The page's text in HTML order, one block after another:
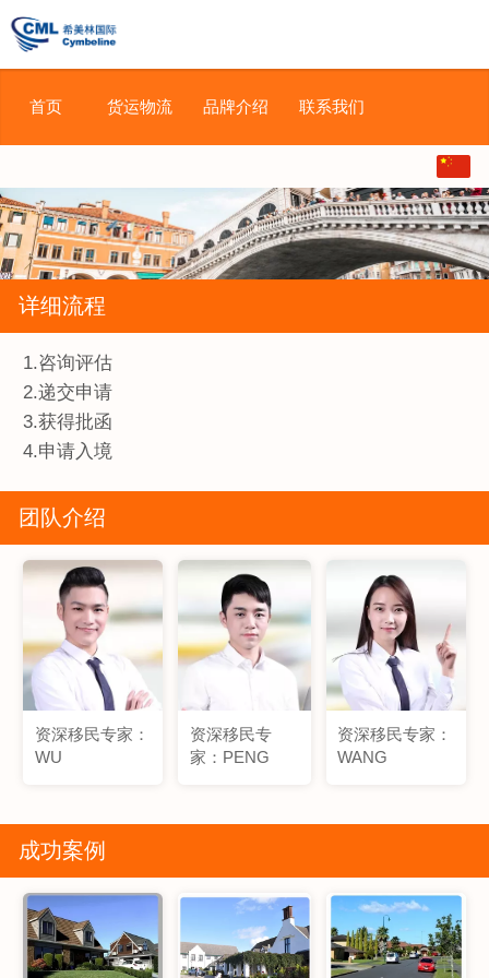
首页 货运物流 品牌介绍 联系我们
English
日本語
详细流程
1.咨询评估
2.递交申请
3.获得批函
4.申请入境
团队介绍
资深移民专家：
WU
资深移民专
家：PENG
资深移民专家：
WANG
成功案例